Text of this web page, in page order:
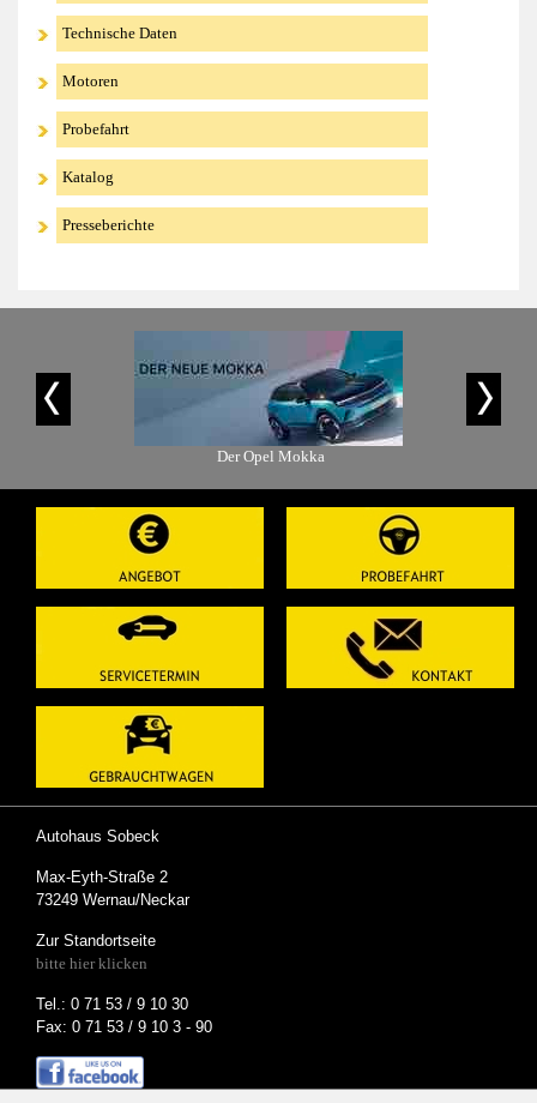
Technische Daten
Motoren
Probefahrt
Katalog
Presseberichte
Der Opel Mokka
Autohaus Sobeck
Max-Eyth-Straße 2
73249 Wernau/Neckar
Zur Standortseite
bitte hier klicken
Tel.: 0 71 53 / 9 10 30
Fax: 0 71 53 / 9 10 3 - 90